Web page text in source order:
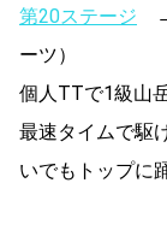
第20ステージ →
ーツ）
個人TTで1級山
最速タイムで駆
いでもトップに